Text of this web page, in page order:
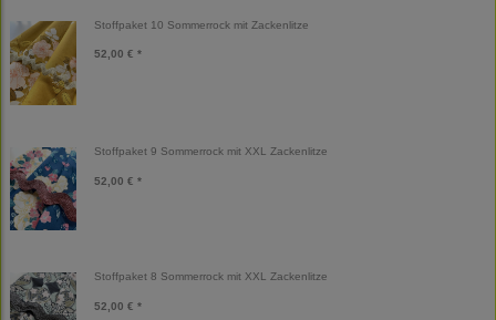
Stoffpaket 10 Sommerrock mit Zackenlitze
52,00 € *
Stoffpaket 9 Sommerrock mit XXL Zackenlitze
52,00 € *
Stoffpaket 8 Sommerrock mit XXL Zackenlitze
52,00 € *